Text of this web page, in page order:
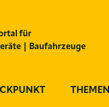
für
| Baufahrzeuge
THEMEN